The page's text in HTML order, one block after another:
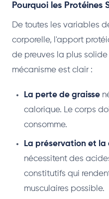
Pourquoi les Protéines
De toutes les variables
corporelle, l'apport
de preuves la plus
mécanisme est clair :
La perte de graisse
calorique. Le corps
consomme.
La préservation et la
nécessitent des
constitutifs qui
musculaires possible.